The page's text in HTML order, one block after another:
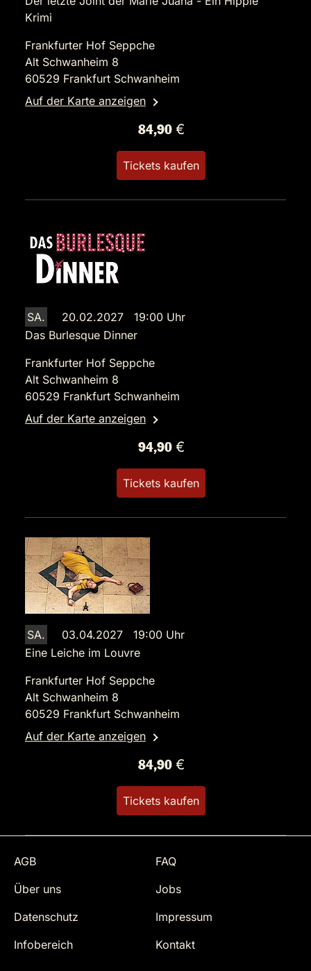
Krimi
Frankfurter Hof Seppche
Alt Schwanheim 8
60529 Frankfurt Schwanheim
Auf der Karte anzeigen
84,90 €
Tickets kaufen
SA.
20.02.2027 19:00 Uhr
Das Burlesque Dinner
Frankfurter Hof Seppche
Alt Schwanheim 8
60529 Frankfurt Schwanheim
Auf der Karte anzeigen
94,90 €
Tickets kaufen
SA.
03.04.2027 19:00 Uhr
Eine Leiche im Louvre
Frankfurter Hof Seppche
Alt Schwanheim 8
60529 Frankfurt Schwanheim
Auf der Karte anzeigen
84,90 €
Tickets kaufen
AGB
FAQ
Über uns
Jobs
Datenschutz
Impressum
Infobereich
Kontakt